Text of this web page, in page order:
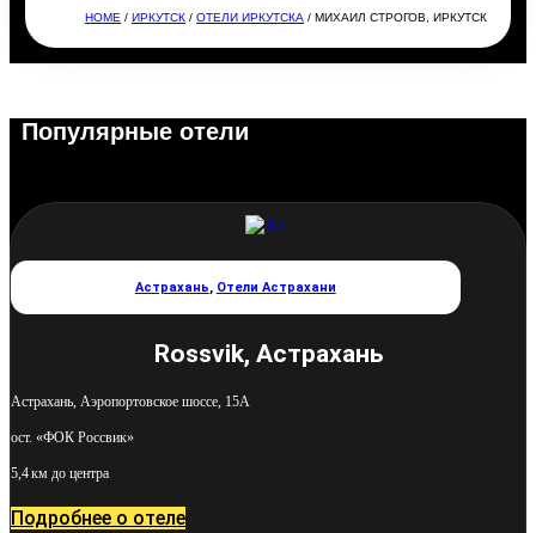
HOME /ИРКУТСК /ОТЕЛИ ИРКУТСКА / МИХАИЛ СТРОГОВ, ИРКУТСК
Популярные отели
Астрахань, Отели Астрахани
Rossvik, Астрахань
Астрахань, Аэропортовское шоссе, 15А
ост. «ФОК Россвик»
5,4 км до центра
Подробнее о отеле